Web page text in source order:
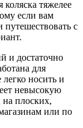
коляска тяжелее
если вам
путешествовать с
и достаточно
для
носить и
невысокую
на плоских,
или по